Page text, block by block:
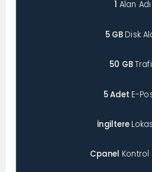
1 Alan Adı
5 GB Disk
50 GB
5 Adet E-
İngiltere
Cpanel Kontrol